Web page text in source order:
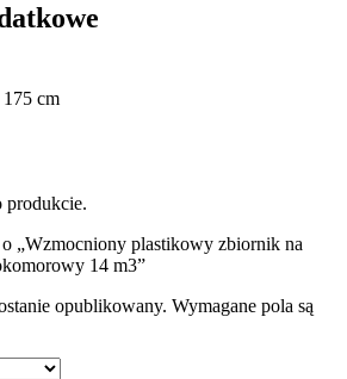
cm
produkcie.
„Wzmocniony plastikowy zbiornik na
14 m3”
opublikowany. Wymagane pola są